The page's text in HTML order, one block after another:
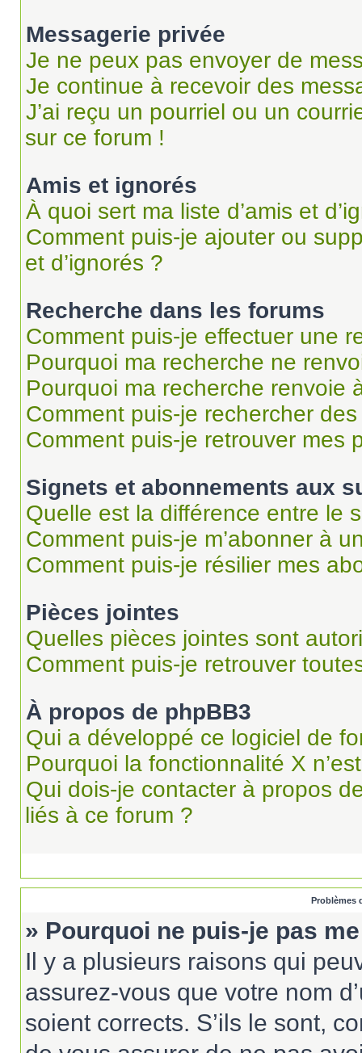
Messagerie privée
Je ne peux pas envoyer de
Je continue à recevoir des
J’ai reçu un pourriel ou un
sur ce forum !
Amis et ignorés
À quoi sert ma liste d’amis et
Comment puis-je ajouter ou
et d’ignorés ?
Recherche dans les forums
Comment puis-je effectuer une
Pourquoi ma recherche ne
Pourquoi ma recherche renvoie
Comment puis-je rechercher
Comment puis-je retrouver mes
Signets et abonnements aux
Quelle est la différence entre le
Comment puis-je m’abonner à
Comment puis-je résilier mes
Pièces jointes
Quelles pièces jointes sont
Comment puis-je retrouver
À propos de phpBB3
Qui a développé ce logiciel de
Pourquoi la fonctionnalité X
Qui dois-je contacter à propos
liés à ce forum ?
Problèmes
» Pourquoi ne puis-je pas
Il y a plusieurs raisons qui
assurez-vous que votre nom
soient corrects. S’ils le sont,